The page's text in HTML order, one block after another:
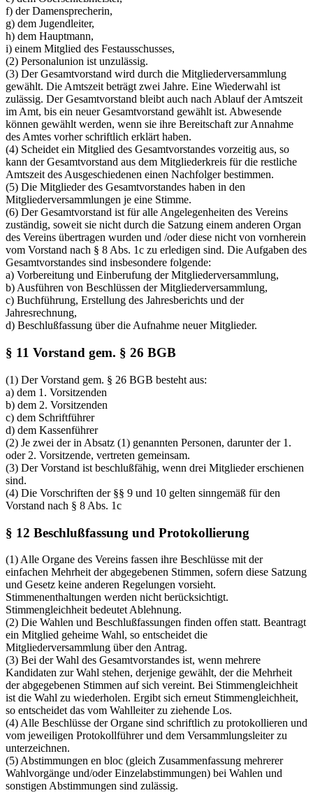
f) der Damensprecherin,
g) dem Jugendleiter,
h) dem Hauptmann,
i) einem Mitglied des Festausschusses,
(2) Personalunion ist unzulässig.
(3) Der Gesamtvorstand wird durch die Mitgliederversammlung
gewählt. Die Amtszeit beträgt zwei Jahre. Eine Wiederwahl ist
zulässig. Der Gesamtvorstand bleibt auch nach Ablauf der Amtszeit
im Amt, bis ein neuer Gesamtvorstand gewählt ist. Abwesende
können gewählt werden, wenn sie ihre Bereitschaft zur Annahme
des Amtes vorher schriftlich erklärt haben.
(4) Scheidet ein Mitglied des Gesamtvorstandes vorzeitig aus, so
kann der Gesamtvorstand aus dem Mitgliederkreis für die restliche
Amtszeit des Ausgeschiedenen einen Nachfolger bestimmen.
(5) Die Mitglieder des Gesamtvorstandes haben in den
Mitgliederversammlungen je eine Stimme.
(6) Der Gesamtvorstand ist für alle Angelegenheiten des Vereins
zuständig, soweit sie nicht durch die Satzung einem anderen Organ
des Vereins übertragen wurden und /oder diese nicht von vornherein
vom Vorstand nach § 8 Abs. 1c zu erledigen sind. Die Aufgaben des
Gesamtvorstandes sind insbesondere folgende:
a) Vorbereitung und Einberufung der Mitgliederversammlung,
b) Ausführen von Beschlüssen der Mitgliederversammlung,
c) Buchführung, Erstellung des Jahresberichts und der
Jahresrechnung,
d) Beschlußfassung über die Aufnahme neuer Mitglieder.
§ 11 Vorstand gem. § 26 BGB
(1) Der Vorstand gem. § 26 BGB besteht aus:
a) dem 1. Vorsitzenden
b) dem 2. Vorsitzenden
c) dem Schriftführer
d) dem Kassenführer
(2) Je zwei der in Absatz (1) genannten Personen, darunter der 1.
oder 2. Vorsitzende, vertreten gemeinsam.
(3) Der Vorstand ist beschlußfähig, wenn drei Mitglieder erschienen
sind.
(4) Die Vorschriften der §§ 9 und 10 gelten sinngemäß für den
Vorstand nach § 8 Abs. 1c
§ 12 Beschlußfassung und Protokollierung
(1) Alle Organe des Vereins fassen ihre Beschlüsse mit der
einfachen Mehrheit der abgegebenen Stimmen, sofern diese Satzung
und Gesetz keine anderen Regelungen vorsieht.
Stimmenenthaltungen werden nicht berücksichtigt.
Stimmengleichheit bedeutet Ablehnung.
(2) Die Wahlen und Beschlußfassungen finden offen statt. Beantragt
ein Mitglied geheime Wahl, so entscheidet die
Mitgliederversammlung über den Antrag.
(3) Bei der Wahl des Gesamtvorstandes ist, wenn mehrere
Kandidaten zur Wahl stehen, derjenige gewählt, der die Mehrheit
der abgegebenen Stimmen auf sich vereint. Bei Stimmengleichheit
ist die Wahl zu wiederholen. Ergibt sich erneut Stimmengleichheit,
so entscheidet das vom Wahlleiter zu ziehende Los.
(4) Alle Beschlüsse der Organe sind schriftlich zu protokollieren und
vom jeweiligen Protokollführer und dem Versammlungsleiter zu
unterzeichnen.
(5) Abstimmungen en bloc (gleich Zusammenfassung mehrerer
Wahlvorgänge und/oder Einzelabstimmungen) bei Wahlen und
sonstigen Abstimmungen sind zulässig.